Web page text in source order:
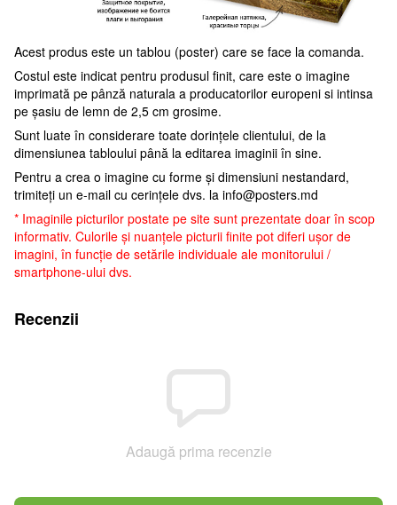
Acest produs este un tablou (poster) care se face la comanda.
Costul este indicat pentru produsul finit, care este o imagine
imprimată pe pânză naturala a producatorilor europeni si intinsa
pe șasiu de lemn de 2,5 cm grosime.
Sunt luate în considerare toate dorințele clientului, de la
dimensiunea tabloului până la editarea imaginii în sine.
Pentru a crea o imagine cu forme și dimensiuni nestandard,
trimiteți un e-mail cu cerințele dvs. la info@posters.md
* Imaginile picturilor postate pe site sunt prezentate doar în scop
informativ. Culorile și nuanțele picturii finite pot diferi ușor de
imagini, în funcție de setările individuale ale monitorului /
smartphone-ului dvs.
Recenzii
Adaugă prima recenzie